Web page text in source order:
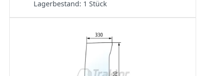
Lagerbestand: 1 Stück